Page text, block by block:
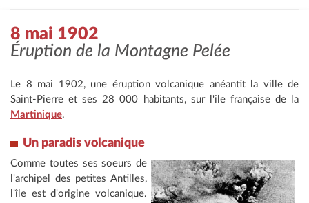
8 mai 1902
Éruption de la Montagne Pelée
Le 8 mai 1902, une éruption volcanique anéantit la ville de
Saint-Pierre et ses 28 000 habitants, sur l'île française de la
Martinique.
Un paradis volcanique
Comme toutes ses soeurs de
l'archipel des petites Antilles,
l'île est d'origine volcanique.